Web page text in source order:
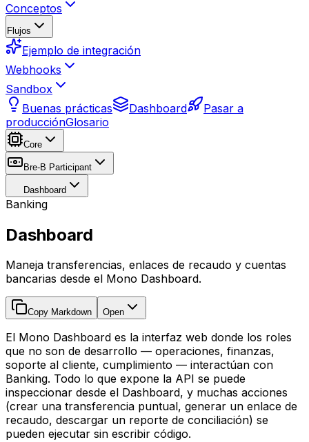
Conceptos
Flujos
Ejemplo de integración
Webhooks
Sandbox
Buenas prácticas
Dashboard
Pasar a
producciónGlosario
Core
Bre-B Participant
Dashboard
Banking
Dashboard
Maneja transferencias, enlaces de recaudo y cuentas
bancarias desde el Mono Dashboard.
Copy Markdown Open
El Mono Dashboard es la interfaz web donde los roles
que no son de desarrollo — operaciones, finanzas,
soporte al cliente, cumplimiento — interactúan con
Banking. Todo lo que expone la API se puede
inspeccionar desde el Dashboard, y muchas acciones
(crear una transferencia puntual, generar un enlace de
recaudo, descargar un reporte de conciliación) se
pueden ejecutar sin escribir código.